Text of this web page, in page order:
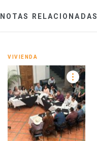
NOTAS RELACIONADAS
VIVIENDA